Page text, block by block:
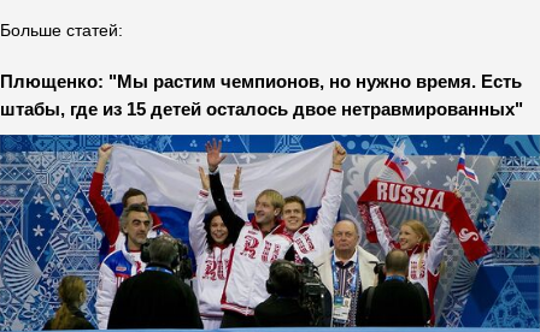
Больше статей:
Плющенко: "Мы растим чемпионов, но нужно время. Есть
штабы, где из 15 детей осталось двое нетравмированных"